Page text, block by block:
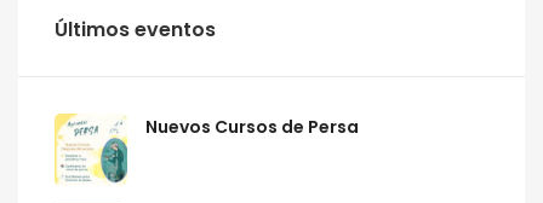
Últimos eventos
Nuevos Cursos de Persa